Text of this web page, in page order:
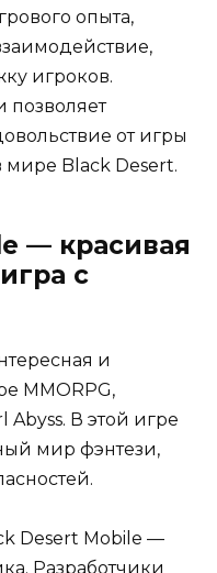
опыта,
игроков.
от игры
мире Black Desert.
— красивая
с
и
MMORPG,
В этой игре
мир фэнтези,
Desert Mobile —
Разработчики